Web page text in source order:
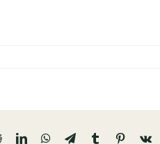
RedditLinkedInWhatsApp
TelegramTumblrPinterest
Vk